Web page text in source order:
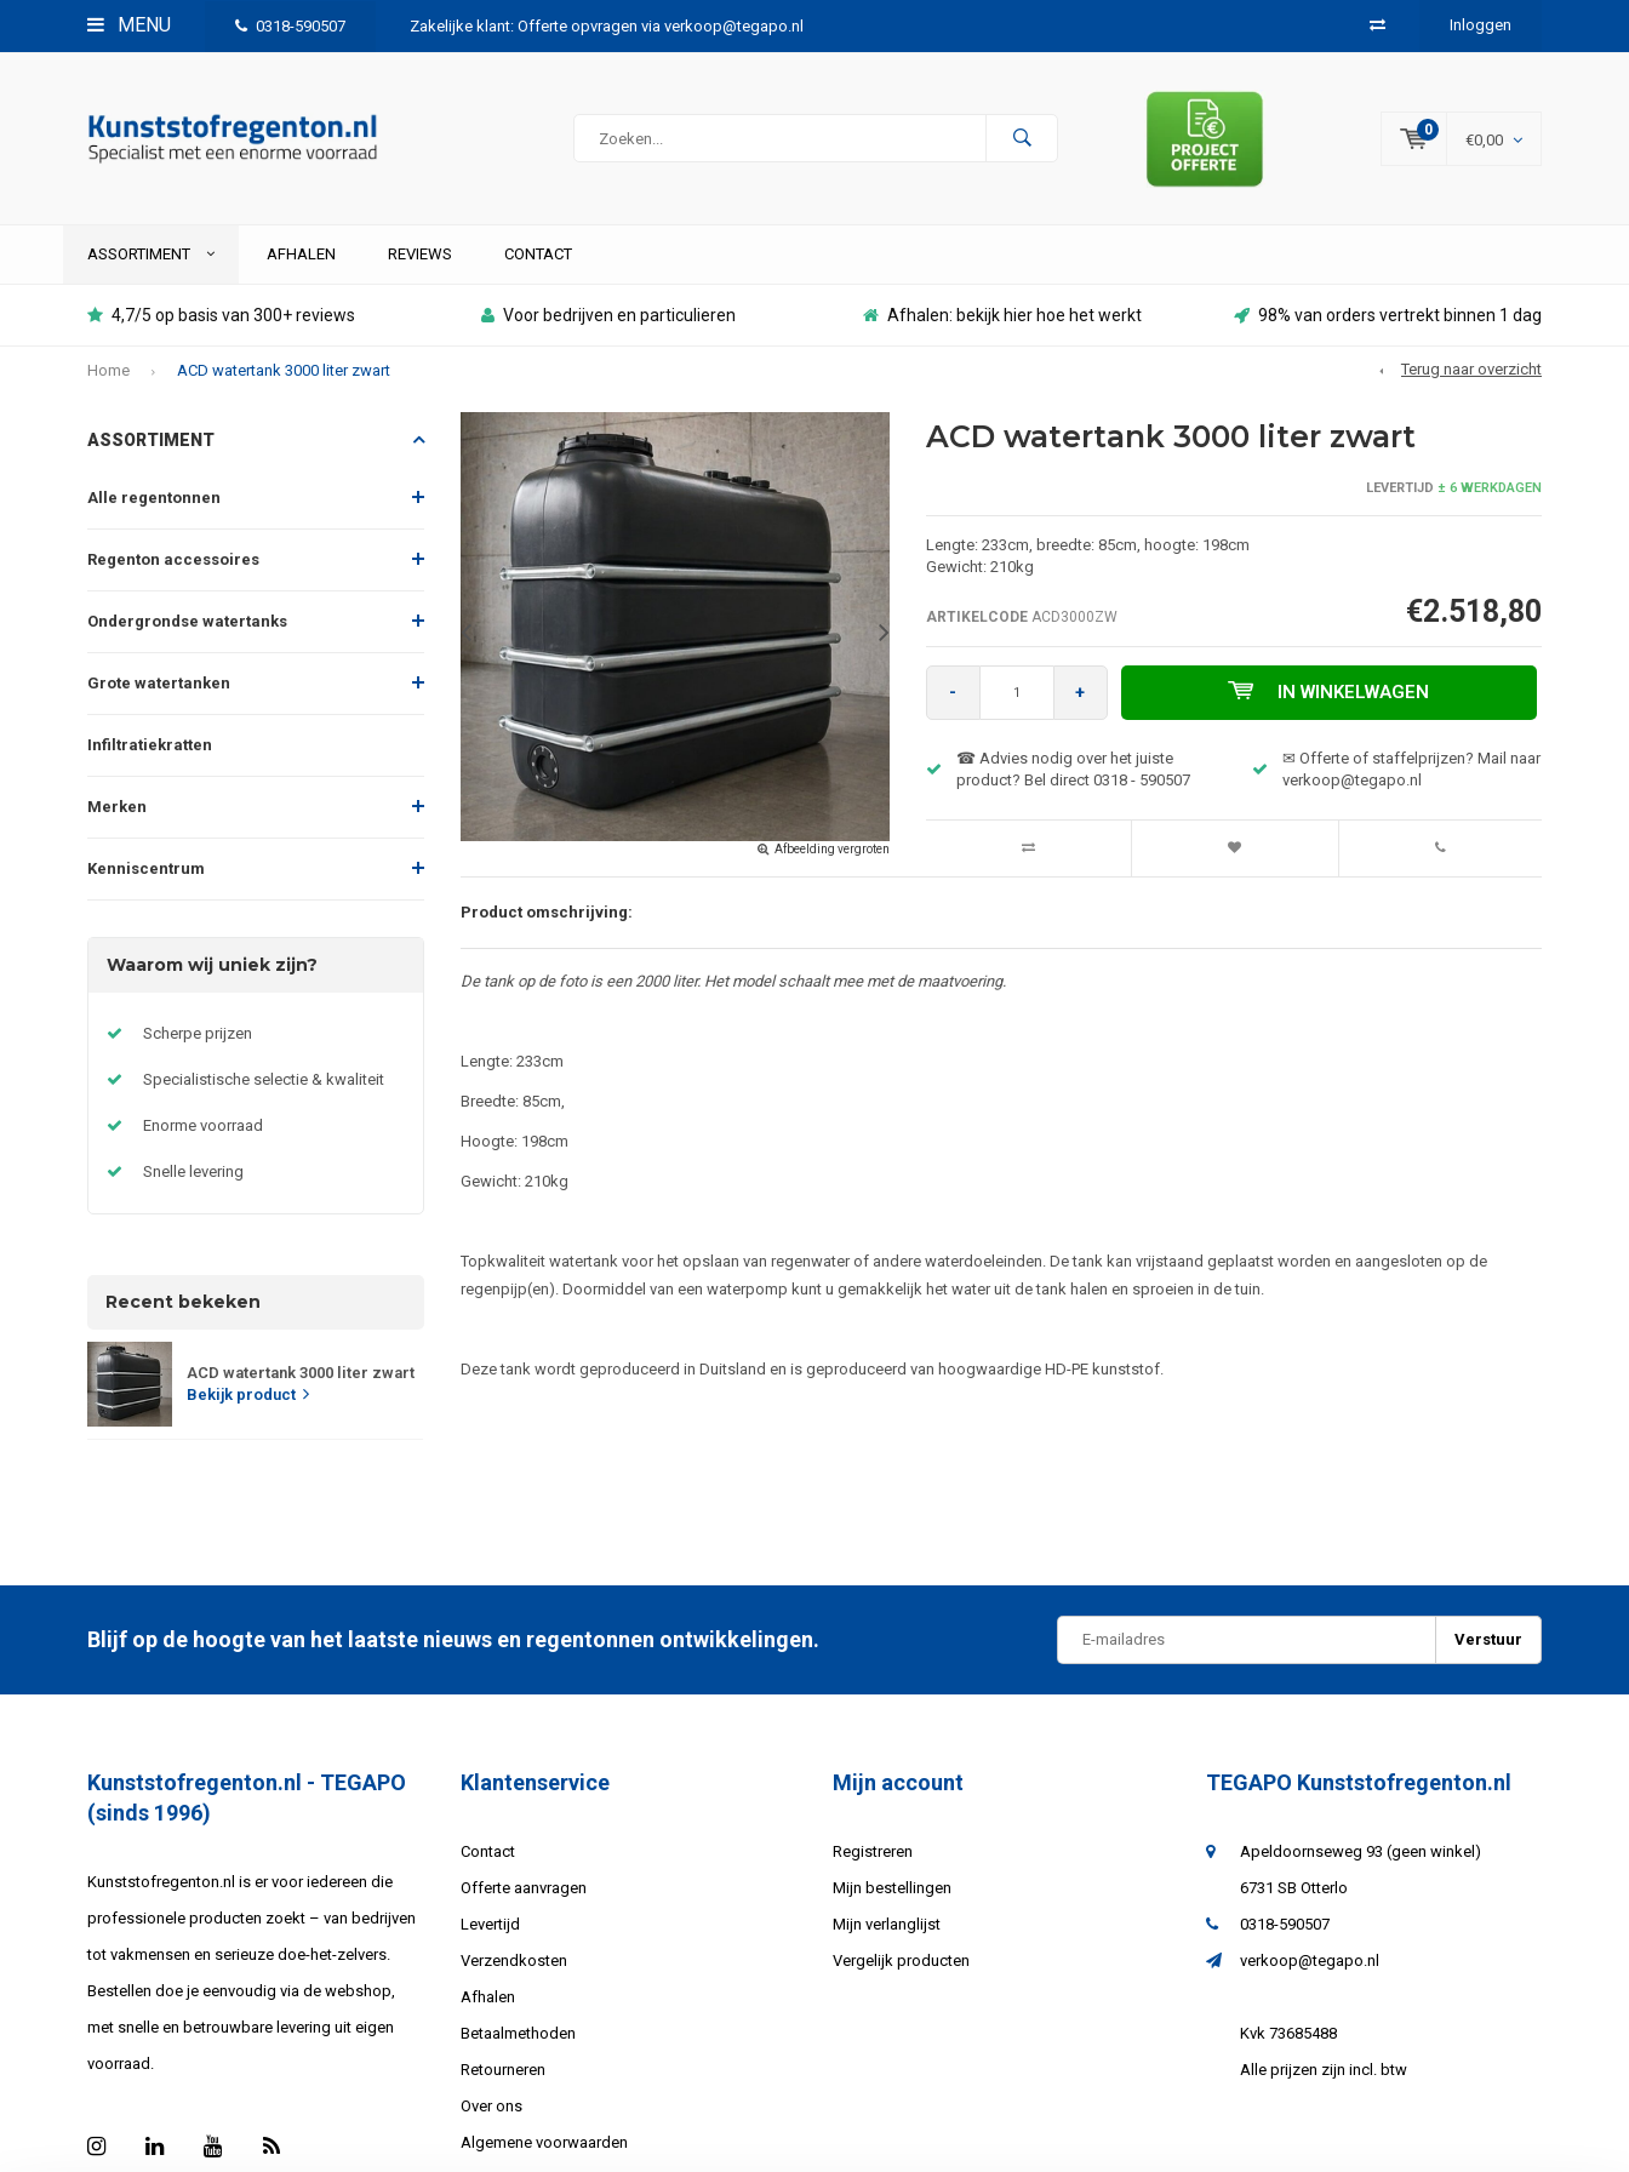
MENU 0318-590507 Zakelijke klant: Offerte opvragen via verkoop@tegapo.nl Inloggen
0
€0,00
ASSORTIMENT AFHALEN REVIEWS CONTACT
4,7/5 op basis van 300+ reviews Voor bedrijven en particulieren Afhalen: bekijk hier hoe het werkt 98% van orders vertrekt binnen 1 dag
Home ACD watertank 3000 liter zwart Terug naar overzicht
ASSORTIMENT
Alle regentonnen
Regenton accessoires
Ondergrondse watertanks
Grote watertanken
Infiltratiekratten
Merken
Kenniscentrum
Waarom wij uniek zijn?
Scherpe prijzen
Specialistische selectie & kwaliteit
Enorme voorraad
Snelle levering
Recent bekeken
ACD watertank 3000 liter zwart
Bekijk product
Afbeelding vergroten
ACD watertank 3000 liter zwart
LEVERTIJD ± 6 WERKDAGEN
Lengte: 233cm, breedte: 85cm, hoogte: 198cm
Gewicht: 210kg
ARTIKELCODEACD3000ZW €2.518,80
- + IN WINKELWAGEN
☎ Advies nodig over het juiste
product? Bel direct 0318 - 590507
✉ Offerte of staffelprijzen? Mail naar
verkoop@tegapo.nl
Product omschrijving:
De tank op de foto is een 2000 liter. Het model schaalt mee met de maatvoering.
Lengte: 233cm
Breedte: 85cm,
Hoogte: 198cm
Gewicht: 210kg
Topkwaliteit watertank voor het opslaan van regenwater of andere waterdoeleinden. De tank kan vrijstaand geplaatst worden en aangesloten op de
regenpijp(en). Doormiddel van een waterpomp kunt u gemakkelijk het water uit de tank halen en sproeien in de tuin.
Deze tank wordt geproduceerd in Duitsland en is geproduceerd van hoogwaardige HD-PE kunststof.
Blijf op de hoogte van het laatste nieuws en regentonnen ontwikkelingen. Verstuur
Kunststofregenton.nl - TEGAPO
(sinds 1996)
Kunststofregenton.nl is er voor iedereen die
professionele producten zoekt – van bedrijven
tot vakmensen en serieuze doe-het-zelvers.
Bestellen doe je eenvoudig via de webshop,
met snelle en betrouwbare levering uit eigen
voorraad.
Klantenservice
Contact
Offerte aanvragen
Levertijd
Verzendkosten
Afhalen
Betaalmethoden
Retourneren
Over ons
Algemene voorwaarden
Mijn account
Registreren
Mijn bestellingen
Mijn verlanglijst
Vergelijk producten
TEGAPO Kunststofregenton.nl
Apeldoornseweg 93 (geen winkel)
6731 SB Otterlo
0318-590507
verkoop@tegapo.nl
Kvk 73685488
Alle prijzen zijn incl. btw